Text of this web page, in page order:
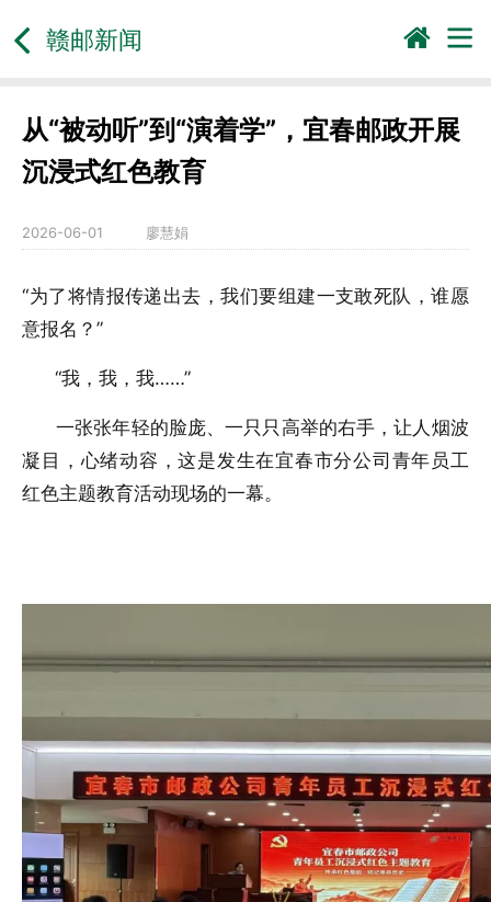
赣邮新闻
从“被动听”到“演着学”，宜春邮政开展
沉浸式红色教育
2026-06-01 廖慧娟
“为了将情报传递出去，我们要组建一支敢死队，谁愿
意报名？”
“我，我，我……”
一张张年轻的脸庞、一只只高举的右手，让人烟波
凝目，心绪动容，这是发生在宜春市分公司青年员工
红色主题教育活动现场的一幕。